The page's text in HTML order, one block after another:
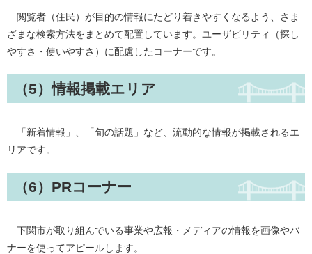
閲覧者（住民）が目的の情報にたどり着きやすくなるよう、さま
ざまな検索方法をまとめて配置しています。ユーザビリティ（探し
やすさ・使いやすさ）に配慮したコーナーです。
（5）情報掲載エリア
「新着情報」、「旬の話題」など、流動的な情報が掲載されるエ
リアです。
（6）PRコーナー
下関市が取り組んでいる事業や広報・メディアの情報を画像やバ
ナーを使ってアピールします。